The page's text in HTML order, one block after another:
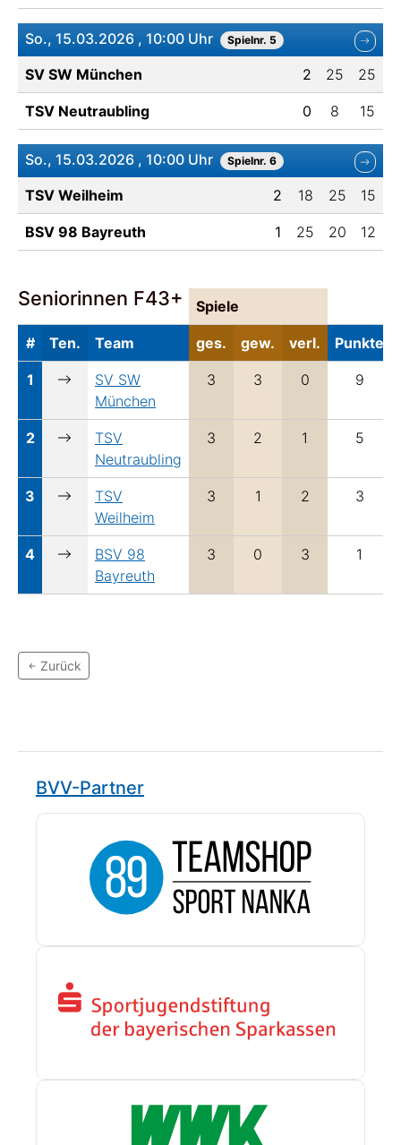
So., 15.03.2026 , 10:00 Uhr Spielnr. 5
SV SW München 2 25 25
TSV Neutraubling 0 8 15
So., 15.03.2026 , 10:00 Uhr Spielnr. 6
TSV Weilheim 2 18 25 15
BSV 98 Bayreuth 1 25 20 12
Seniorinnen F43+ Spiele
# Ten. Team ges. gew. verl. Punkte
1
SV SW
München
3 3 0 9
2
TSV
Neutraubling
3 2 1 5
3
TSV
Weilheim
3 1 2 3
4
BSV 98
Bayreuth
3 0 3 1
Zurück
BVV-Partner